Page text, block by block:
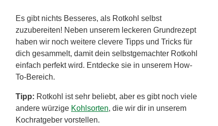
Es gibt nichts Besseres, als Rotkohl selbst
zuzubereiten! Neben unserem leckeren Grundrezept
haben wir noch weitere clevere Tipps und Tricks für
dich gesammelt, damit dein selbstgemachter Rotkohl
einfach perfekt wird. Entdecke sie in unserem How-
To-Bereich.
Tipp: Rotkohl ist sehr beliebt, aber es gibt noch viele
andere würzige Kohlsorten, die wir dir in unserem
Kochratgeber vorstellen.